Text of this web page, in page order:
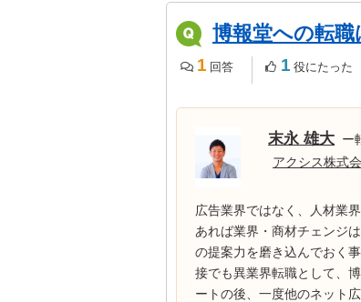
博報堂への転
1 回答 1 役にたった
末永 雄大 ー
アクシス株式
広告業界ではなく、人材業
あれば業界・商材チェンジ
の提案力を磨き込んでおく
接でも異業界転職として、
ートの後、一度他のネット